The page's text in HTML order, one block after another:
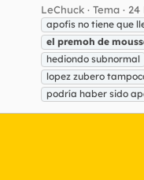
LeChuck Tema 24
apofis no tiene que
el premoh de
hediondo subnormal
lopez zubero
podría haber sido